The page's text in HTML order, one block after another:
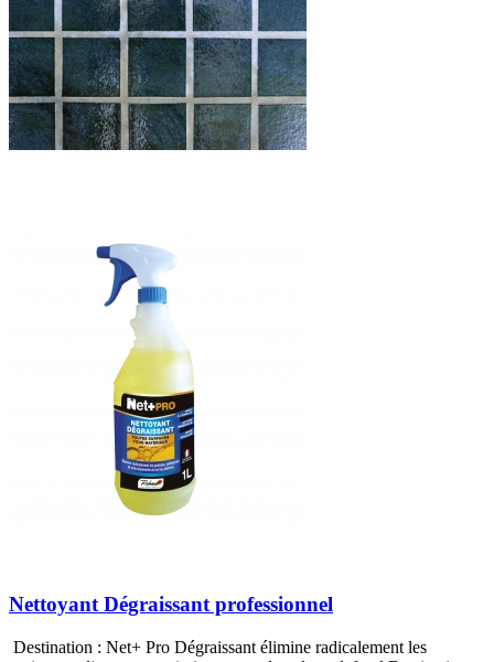
Nettoyant Dégraissant professionnel
Destination : Net+ Pro Dégraissant élimine radicalement les